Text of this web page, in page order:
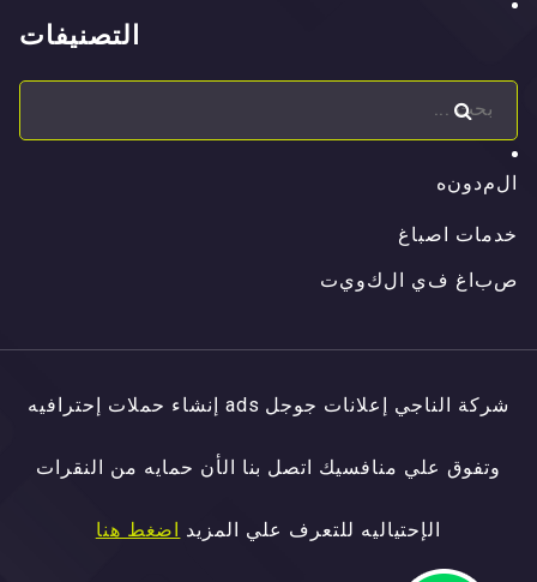
التصنيفات
ل
لمدونه
خدمات اصباغ
ال
صباغ ف ي ا لكويت
شركة الناجي إعلانات جوجل ads إنشاء حملات إحترافيه
وتفوق علي منافسيك اتصل بنا الأن حمايه من النقرات
الإحتياليه للتعرف علي المزيداضغط هنا